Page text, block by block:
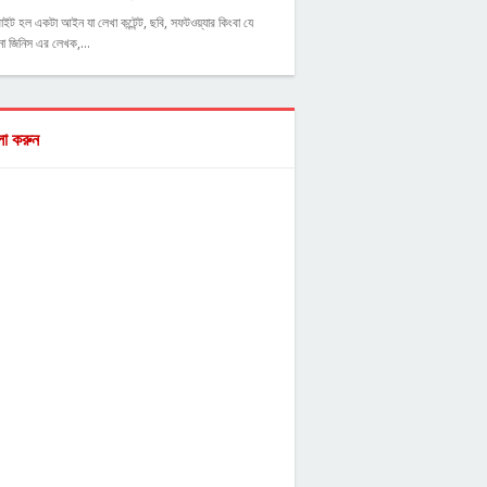
হল একটা আইন যা লেখা কন্টেন্ট, ছবি, সফটওয়্যার কিংবা যে
জিনিস এর লেখক,…
করুন